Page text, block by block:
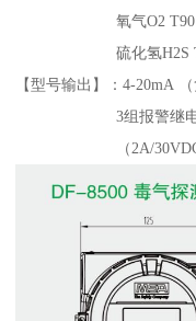
氧气O2 T90：
硫化氢H2S T90
【型号输出】：4-20mA
3组报警继电器-2
（2A/